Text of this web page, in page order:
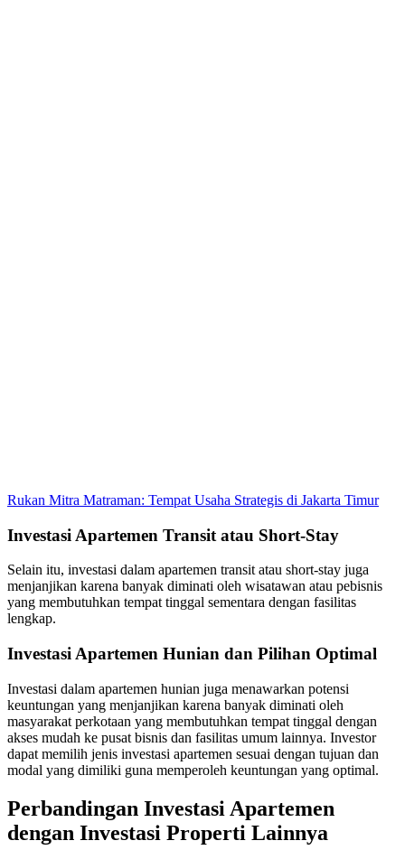
Rukan Mitra Matraman: Tempat Usaha Strategis di Jakarta Timur
Investasi Apartemen Transit atau Short-Stay
Selain itu, investasi dalam apartemen transit atau short-stay juga
menjanjikan karena banyak diminati oleh wisatawan atau pebisnis
yang membutuhkan tempat tinggal sementara dengan fasilitas
lengkap.
Investasi Apartemen Hunian dan Pilihan Optimal
Investasi dalam apartemen hunian juga menawarkan potensi
keuntungan yang menjanjikan karena banyak diminati oleh
masyarakat perkotaan yang membutuhkan tempat tinggal dengan
akses mudah ke pusat bisnis dan fasilitas umum lainnya. Investor
dapat memilih jenis investasi apartemen sesuai dengan tujuan dan
modal yang dimiliki guna memperoleh keuntungan yang optimal.
Perbandingan Investasi Apartemen
dengan Investasi Properti Lainnya